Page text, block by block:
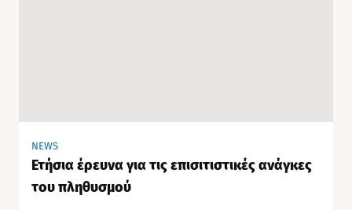
NEWS
Ετήσια έρευνα για τις επισιτιστικές ανάγκες
του πληθυσμού